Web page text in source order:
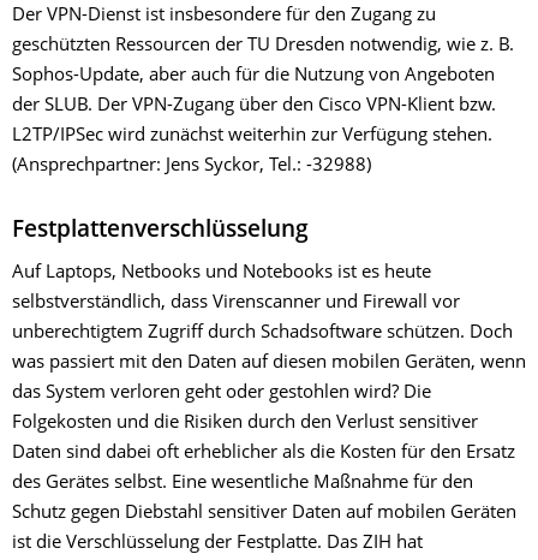
Der VPN-Dienst ist insbesondere für den Zugang zu
geschützten Ressourcen der TU Dresden notwendig, wie z. B.
Sophos-Update, aber auch für die Nutzung von Angeboten
der SLUB. Der VPN-Zugang über den Cisco VPN-Klient bzw.
L2TP/IPSec wird zunächst weiterhin zur Verfügung stehen.
(Ansprechpartner: Jens Syckor, Tel.: -32988)
Festplattenverschlüsselung
Auf Laptops, Netbooks und Notebooks ist es heute
selbstverständlich, dass Virenscanner und Firewall vor
unberechtigtem Zugriff durch Schadsoftware schützen. Doch
was passiert mit den Daten auf diesen mobilen Geräten, wenn
das System verloren geht oder gestohlen wird? Die
Folgekosten und die Risiken durch den Verlust sensitiver
Daten sind dabei oft erheblicher als die Kosten für den Ersatz
des Gerätes selbst. Eine wesentliche Maßnahme für den
Schutz gegen Diebstahl sensitiver Daten auf mobilen Geräten
ist die Verschlüsselung der Festplatte. Das ZIH hat